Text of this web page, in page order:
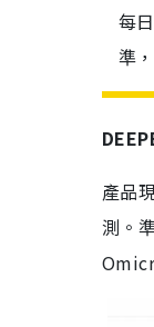
每
準
產品
測。